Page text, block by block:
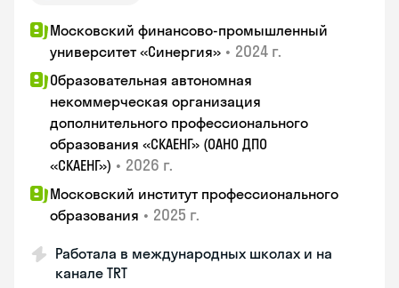
Московский финансово-промышленный
университет «Синергия» • 2024 г.
Образовательная автономная
некоммерческая организация
дополнительного профессионального
образования «СКАЕНГ» (ОАНО ДПО
«СКАЕНГ») • 2026 г.
Московский институт профессионального
образования • 2025 г.
Работала в международных школах и на
канале TRT